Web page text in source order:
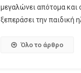
μεγαλώνει απότομα και
ξεπεράσει την παιδική
Όλο το άρθρο